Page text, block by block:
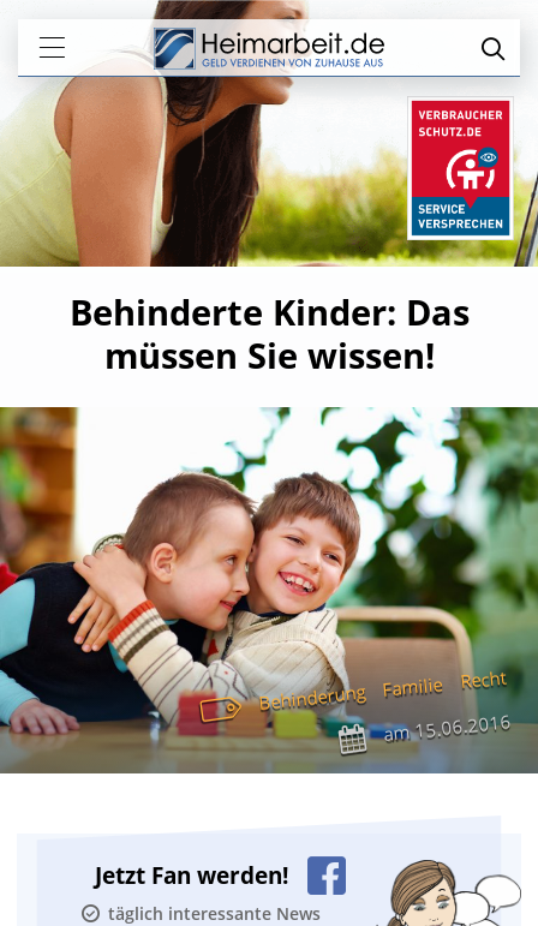
Behinderte Kinder: Das
müssen Sie wissen!
Behinderung Familie Recht
am15.06.2016
Jetzt Fan werden!
täglich interessante News